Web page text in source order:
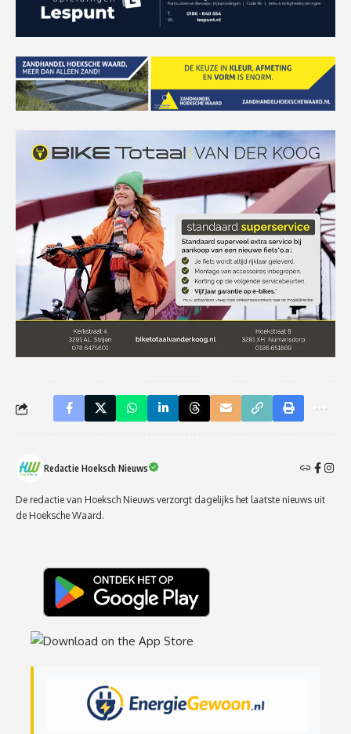
Redactie Hoeksch Nieuws
De redactie van Hoeksch Nieuws verzorgt dagelijks het laatste nieuws uit
de Hoeksche Waard.